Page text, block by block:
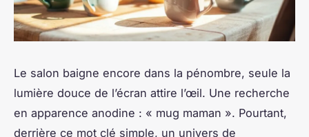
Le salon baigne encore dans la pénombre, seule la
lumière douce de l’écran attire l’œil. Une recherche
en apparence anodine : « mug maman ». Pourtant,
derrière ce mot clé simple, un univers de